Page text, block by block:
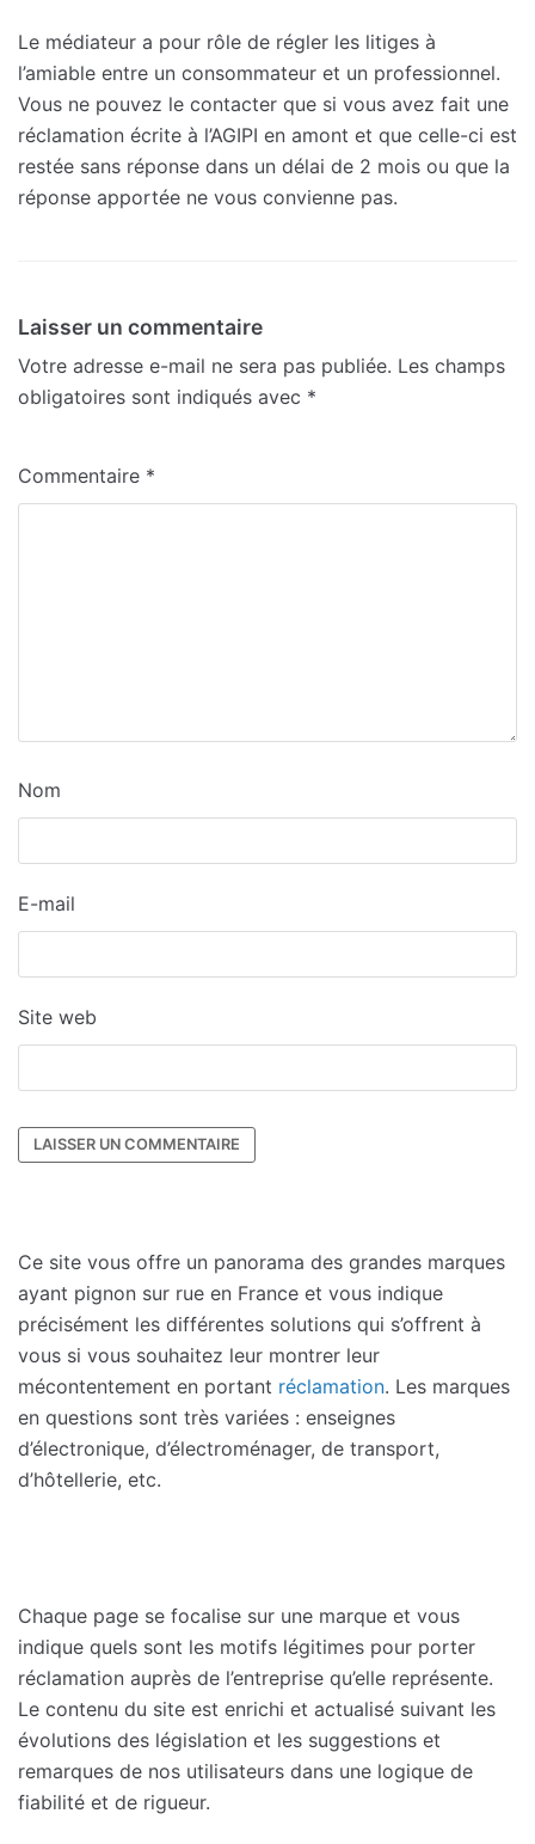
Le médiateur a pour rôle de régler les litiges à
l’amiable entre un consommateur et un professionnel.
Vous ne pouvez le contacter que si vous avez fait une
réclamation écrite à l’AGIPI en amont et que celle-ci est
restée sans réponse dans un délai de 2 mois ou que la
réponse apportée ne vous convienne pas.
Laisser un commentaire
Votre adresse e-mail ne sera pas publiée. Les champs
obligatoires sont indiqués avec *
Commentaire *
Nom
E-mail
Site web
Ce site vous offre un panorama des grandes marques
ayant pignon sur rue en France et vous indique
précisément les différentes solutions qui s’offrent à
vous si vous souhaitez leur montrer leur
mécontentement en portant réclamation. Les marques
en questions sont très variées : enseignes
d’électronique, d’électroménager, de transport,
d’hôtellerie, etc.
Chaque page se focalise sur une marque et vous
indique quels sont les motifs légitimes pour porter
réclamation auprès de l’entreprise qu’elle représente.
Le contenu du site est enrichi et actualisé suivant les
évolutions des législation et les suggestions et
remarques de nos utilisateurs dans une logique de
fiabilité et de rigueur.